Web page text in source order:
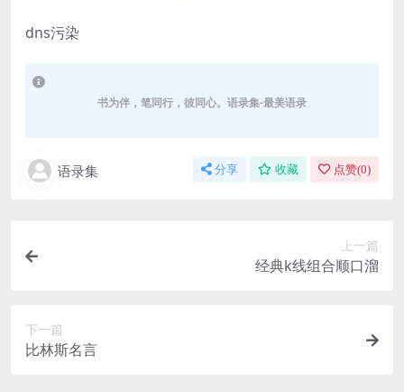
dns污染
书为伴，笔同行，彼同心。语录集-最美语录
语录集 分享 收藏 点赞(0)
上一篇
经典k线组合顺口溜
下一篇
比林斯名言